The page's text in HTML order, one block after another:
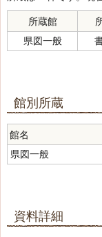
所蔵館
県図一般
館別所蔵
館名
県図一般
資料詳細